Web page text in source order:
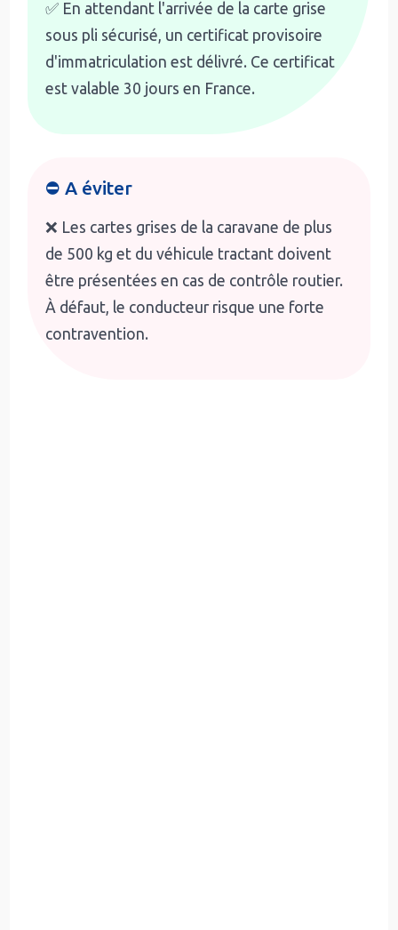
✅ En attendant l'arrivée de la carte grise
sous pli sécurisé, un certificat provisoire
d'immatriculation est délivré. Ce certificat
est valable 30 jours en France.
⛔ A éviter
❌ Les cartes grises de la caravane de plus
de 500 kg et du véhicule tractant doivent
être présentées en cas de contrôle routier.
À défaut, le conducteur risque une forte
contravention.